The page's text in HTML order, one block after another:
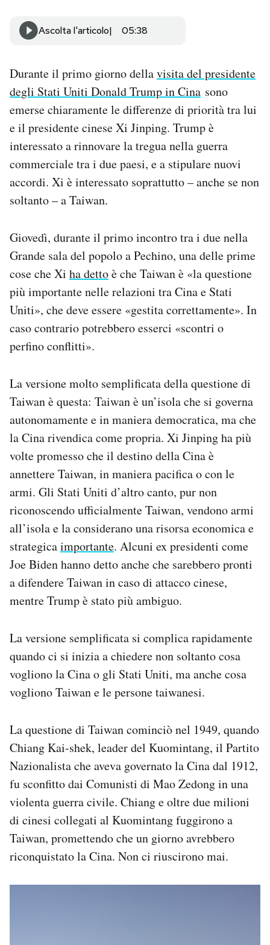
AREA PERSONALE
Area Personale
Newsletter
Notifiche mobile
Regala il Post
Ascolta l'articolo 05:38
Durante il primo giorno dellavisita del presidente
degli Stati Uniti Donald Trump in Cina sono
emerse chiaramente le differenze di priorità tra lui
e il presidente cinese Xi Jinping. Trump è
interessato a rinnovare la tregua nella guerra
commerciale tra i due paesi, e a stipulare nuovi
accordi. Xi è interessato soprattutto – anche se non
soltanto – a Taiwan.
Giovedì, durante il primo incontro tra i due nella
Grande sala del popolo a Pechino, una delle prime
cose che Xi ha dettoè che Taiwan è «la questione
più importante nelle relazioni tra Cina e Stati
Uniti», che deve essere «gestita correttamente». In
caso contrario potrebbero esserci «scontri o
perfino conflitti».
La versione molto semplificata della questione di
Taiwan è questa: Taiwan è un’isola che si governa
autonomamente e in maniera democratica, ma che
la Cina rivendica come propria. Xi Jinping ha più
volte promesso che il destino della Cina è
annettere Taiwan, in maniera pacifica o con le
armi. Gli Stati Uniti d’altro canto, pur non
riconoscendo ufficialmente Taiwan, vendono armi
all’isola e la considerano una risorsa economica e
strategicaimportante. Alcuni ex presidenti come
Joe Biden hanno detto anche che sarebbero pronti
a difendere Taiwan in caso di attacco cinese,
mentre Trump è stato più ambiguo.
La versione semplificata si complica rapidamente
quando ci si inizia a chiedere non soltanto cosa
vogliono la Cina o gli Stati Uniti, ma anche cosa
vogliono Taiwan e le persone taiwanesi.
La questione di Taiwan cominciò nel 1949, quando
Chiang Kai-shek, leader del Kuomintang, il Partito
Nazionalista che aveva governato la Cina dal 1912,
fu sconfitto dai Comunisti di Mao Zedong in una
violenta guerra civile. Chiang e oltre due milioni
di cinesi collegati al Kuomintang fuggirono a
Taiwan, promettendo che un giorno avrebbero
riconquistato la Cina. Non ci riuscirono mai.